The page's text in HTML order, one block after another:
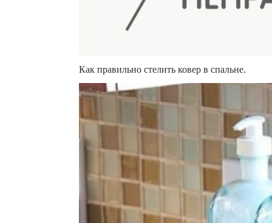
Как правильно стелить ковер в спальне.